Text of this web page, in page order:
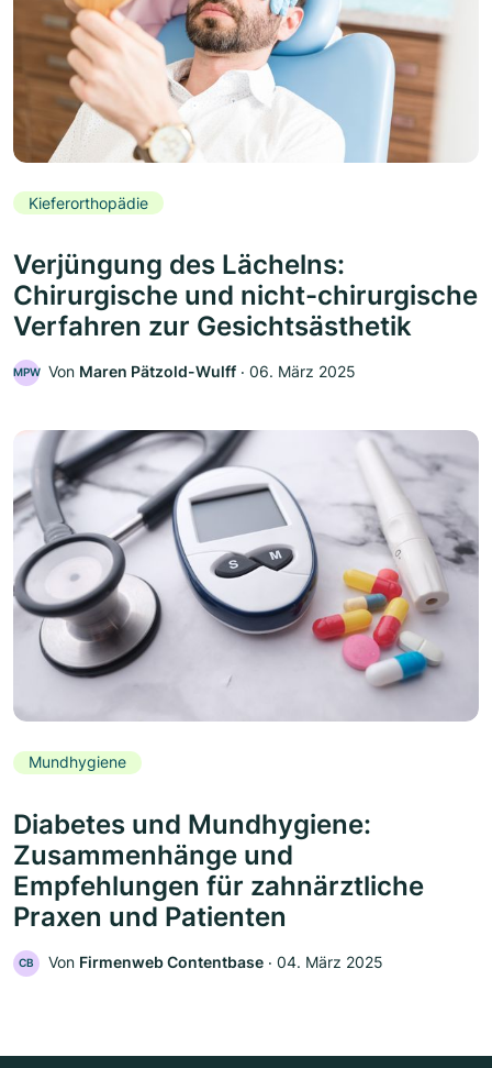
Kieferorthopädie
Verjüngung des Lächelns:
Chirurgische und nicht-chirurgische
Verfahren zur Gesichtsästhetik
MPW Von Maren Pätzold-Wulff ‧ 06. März 2025
Mundhygiene
Diabetes und Mundhygiene:
Zusammenhänge und
Empfehlungen für zahnärztliche
Praxen und Patienten
CB Von Firmenweb Contentbase ‧ 04. März 2025